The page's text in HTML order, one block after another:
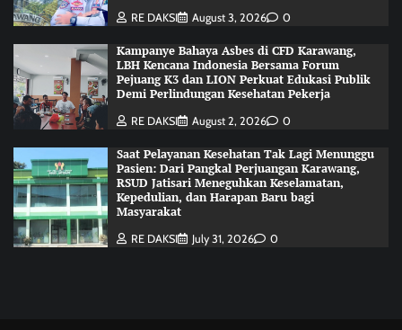
RE DAKSI August 3, 2026 0
Kampanye Bahaya Asbes di CFD Karawang,
LBH Kencana Indonesia Bersama Forum
Pejuang K3 dan LION Perkuat Edukasi Publik
Demi Perlindungan Kesehatan Pekerja
RE DAKSI August 2, 2026 0
Saat Pelayanan Kesehatan Tak Lagi Menunggu
Pasien: Dari Pangkal Perjuangan Karawang,
RSUD Jatisari Meneguhkan Keselamatan,
Kepedulian, dan Harapan Baru bagi
Masyarakat
RE DAKSI July 31, 2026 0